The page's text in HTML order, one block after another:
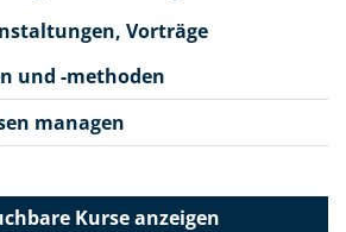
Vorträge
und -methoden
managen
Kurse anzeigen